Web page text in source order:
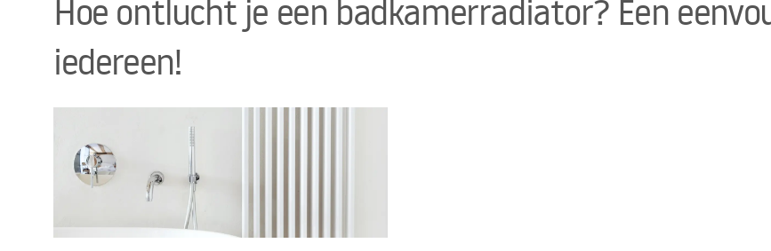
Douchedeur
Douchebakken
Lineaire Douchegoten
Toiletten
Wastafels
Hoe ontlucht je een badkamerradiator? Een
iedereen!